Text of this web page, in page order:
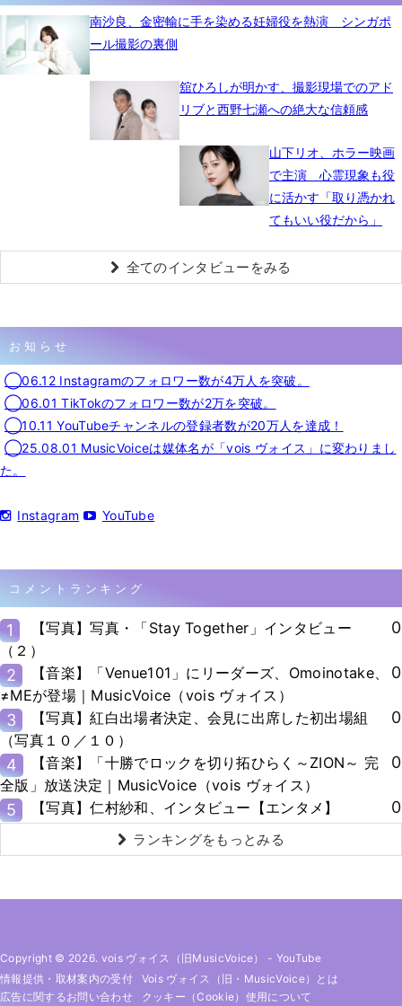
南沙良、金密輸に手を染める妊婦役を熱演 シンガポ
ール撮影の裏側
舘ひろしが明かす、撮影現場でのアド
リブと西野七瀬への絶大な信頼感
山下リオ、ホラー映画
で主演 心霊現象も役
に活かす「取り憑かれ
てもいい役だから」
全てのインタビューをみる
お知らせ
◯06.12 Instagramのフォロワー数が4万人を突破。
◯06.01 TikTokのフォロワー数が2万を突破。
◯10.11 YouTubeチャンネルの登録者数が20万人を達成！
◯25.08.01 MusicVoiceは媒体名が「vois ヴォイス」に変わりまし
た。
Instagram YouTube
コメントランキング
1
【写真】写真・「Stay Together」インタビュー
（２）
0
2
【音楽】「Venue101」にリーダーズ、Omoinotake、
≠MEが登場｜MusicVoice（vois ヴォイス）
0
3
【写真】紅白出場者決定、会見に出席した初出場組
（写真１０／１０）
0
4
【音楽】「十勝でロックを切り拓ひらく～ZION～ 完
全版」放送決定｜MusicVoice（vois ヴォイス）
0
5 【写真】仁村紗和、インタビュー【エンタメ】 0
ランキングをもっとみる
Copyright © 2026. vois ヴォイス（旧MusicVoice） - YouTube
情報提供・取材案内の受付
Vois ヴォイス（旧・MusicVoice）とは
広告に関するお問い合わせ
クッキー（cookie）使用について